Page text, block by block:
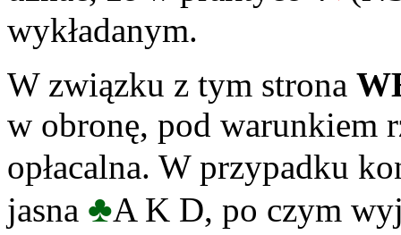
wykładanym.
W związku z tym strona
w obronę, pod warunkiem
opłacalna. W przypadku
jasna ♣A K D, po czym